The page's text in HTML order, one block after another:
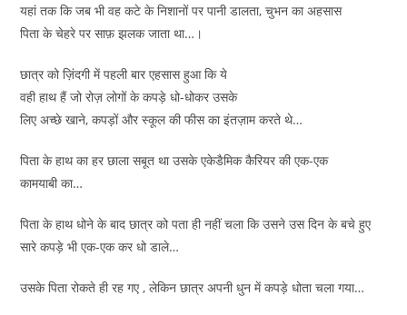
यहां तक कि जब भी वह कटे के निशानों पर पानी डालता, चुभन का अहसास
पिता के चेहरे पर साफ़ झलक जाता था…।
छात्र को ज़िंदगी में पहली बार एहसास हुआ कि ये
वही हाथ हैं जो रोज़ लोगों के कपड़े धो-धोकर उसके
लिए अच्छे खाने, कपड़ों और स्कूल की फीस का इंतज़ाम करते थे…
पिता के हाथ का हर छाला सबूत था उसके एकेडैमिक कैरियर की एक-एक
कामयाबी का…
पिता के हाथ धोने के बाद छात्र को पता ही नहीं चला कि उसने उस दिन के बचे हुए
सारे कपड़े भी एक-एक कर धो डाले…
उसके पिता रोकते ही रह गए , लेकिन छात्र अपनी धुन में कपड़े धोता चला गया…